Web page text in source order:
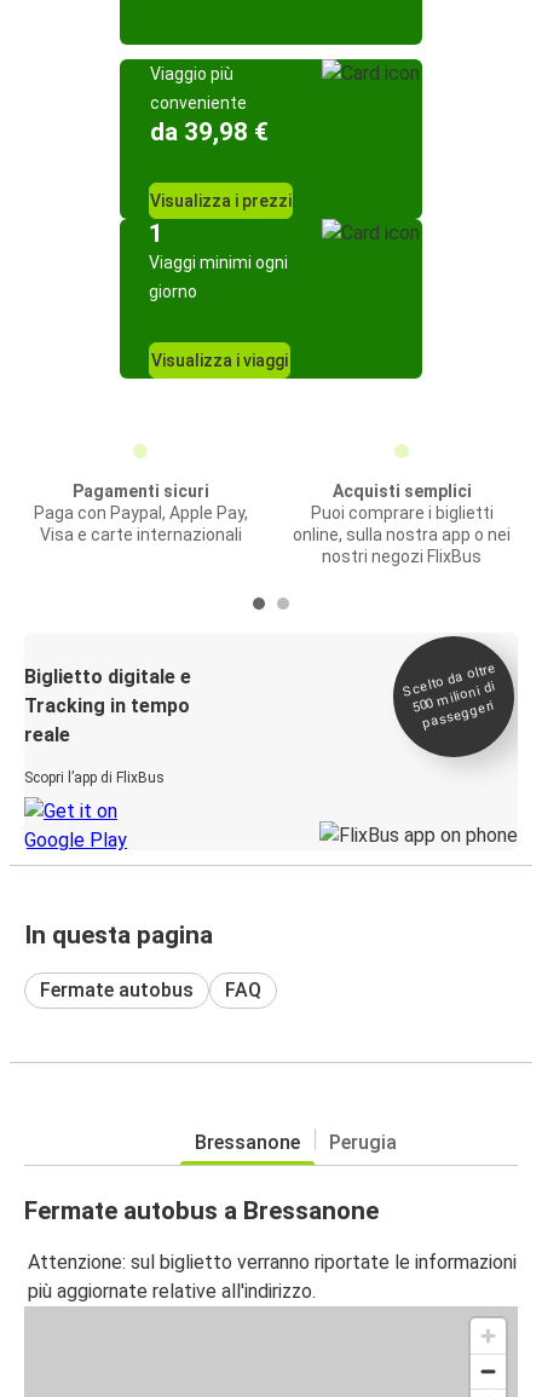
Viaggio più
conveniente
da 39,98 €
Visualizza i prezzi
1
Viaggi minimi ogni
giorno
Visualizza i viaggi
Pagamenti sicuri
Paga con Paypal, Apple Pay,
Visa e carte internazionali
Acquisti semplici
Puoi comprare i biglietti
online, sulla nostra app o nei
nostri negozi FlixBus
Biglietto digitale e
Tracking in tempo
reale
Scopri l’app di FlixBus
Scelto da oltre
500
milioni di
passeggeri
In questa pagina
Fermate autobus FAQ
Bressanone Perugia
Fermate autobus a Bressanone
Attenzione: sul biglietto verranno riportate le informazioni
più aggiornate relative all'indirizzo.